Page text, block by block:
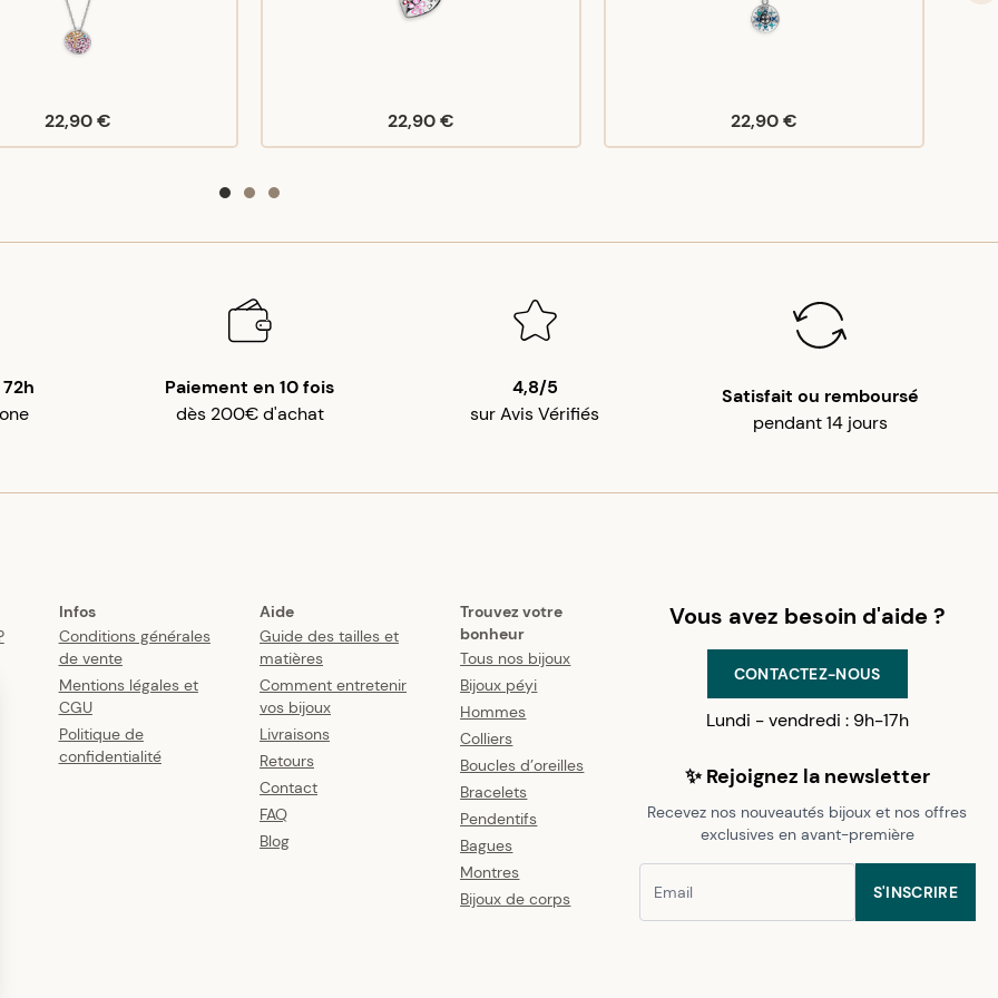
22,90 € 22,90 € 22,90 €
Paiement en 10 fois
dès 200€ d'achat
4,8/5
sur Avis Vérifiés
Satisfait ou remboursé
pendant 14 jours
Infos
Conditions générales
de vente
Mentions légales et
CGU
Politique de
confidentialité
Aide
Guide des tailles et
matières
Comment entretenir
vos bijoux
Livraisons
Retours
Contact
FAQ
Blog
Trouvez votre
bonheur
Tous nos bijoux
Bijoux péyi
Hommes
Colliers
Boucles d’oreilles
Bracelets
Pendentifs
Bagues
Montres
Bijoux de corps
Vous avez besoin d'aide ?
CONTACTEZ-NOUS
Lundi - vendredi : 9h-17h
✨ Rejoignez la newsletter
Recevez nos nouveautés bijoux et nos offres
exclusives en avant-première
S'INSCRIRE